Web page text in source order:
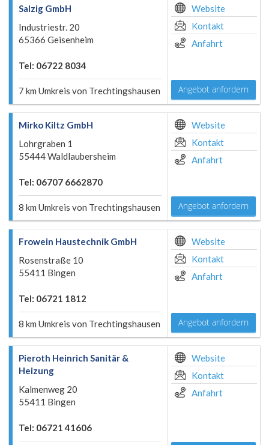
Salzig GmbH
Industriestr. 20
65366 Geisenheim
Tel: 06722 8034
7 km Umkreis von Trechtingshausen
Website
Kontakt
Anfahrt
Angebot anfordern
Mirko Kiltz GmbH
Lohrgraben 1
55444 Waldlaubersheim
Tel: 06707 6662870
8 km Umkreis von Trechtingshausen
Website
Kontakt
Anfahrt
Angebot anfordern
Frowein Haustechnik GmbH
Rosenstraße 10
55411 Bingen
Tel: 06721 1812
8 km Umkreis von Trechtingshausen
Website
Kontakt
Anfahrt
Angebot anfordern
Pieroth Heinrich Sanitär &
Heizung
Kalmenweg 20
55411 Bingen
Tel: 06721 41606
Website
Kontakt
Anfahrt